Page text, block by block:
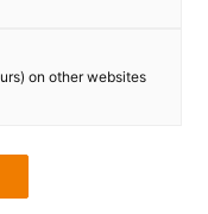
on other websites